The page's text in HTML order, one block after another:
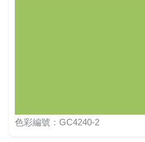
色彩編號：GC4240-2